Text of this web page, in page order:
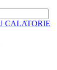
CALATORIE